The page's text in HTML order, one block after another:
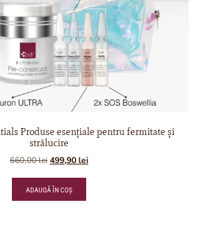
Produse esențiale pentru fermitate și
strălucire
660,00lei499,90lei
ADAUGĂ ÎN COȘ